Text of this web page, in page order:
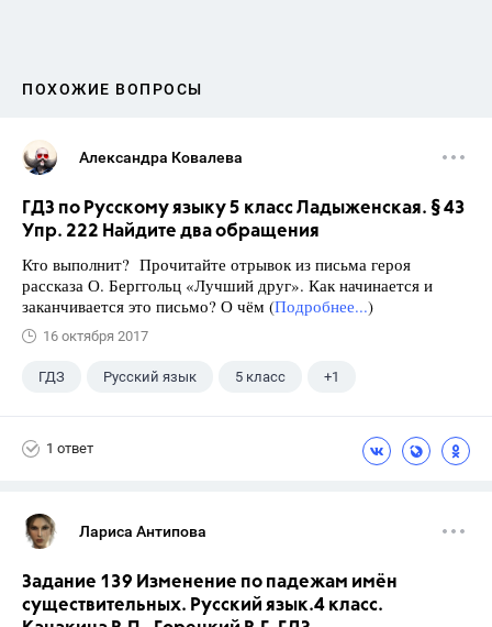
ПОХОЖИЕ ВОПРОСЫ
Александра Ковалева
ГДЗ по Русскому языку 5 класс Ладыженская. § 43
Упр. 222 Найдите два обращения
Кто выполнит? Прочитайте отрывок из письма героя
рассказа О. Берггольц «Лучший друг». Как начинается и
заканчивается это письмо? О чём (Подробнее...)
16 октября 2017
ГДЗ Русский язык 5 класс +1
1 ответ
Лариса Антипова
Задание 139 Изменение по падежам имён
существительных. Русский язык.4 класс.